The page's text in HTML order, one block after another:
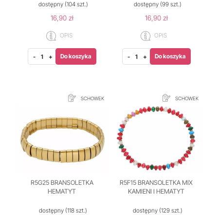
dostępny(104 szt.)
16,90 zł
OPIS
- + Do koszyka
dostępny(99 szt.)
16,90 zł
OPIS
- + Do koszyka
SCHOWEK
R5G25 BRANSOLETKA
HEMATYT
dostępny (118 szt.)
SCHOWEK
R5F15 BRANSOLETKA MIX
KAMIENI I HEMATYT
dostępny(129 szt.)